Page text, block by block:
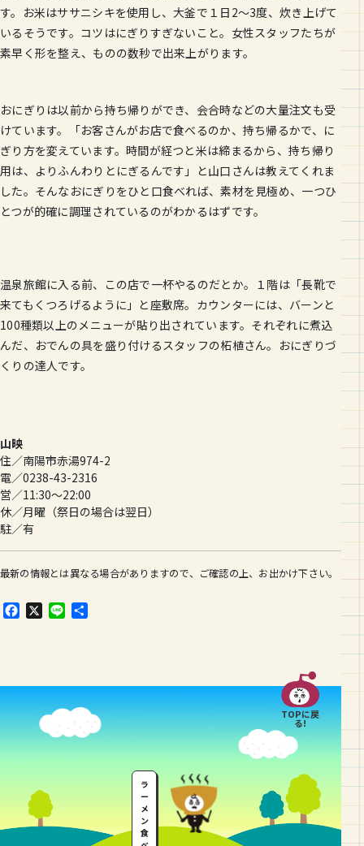
す。お米はササニシキを使用し、大釜で１日2～3度、炊き上げて
いるそうです。コツはにぎりすぎないこと。女性スタッフたちが
素早く形を整え、ものの数秒で出来上がります。
おにぎりは以前から持ち帰りができ、会合時などの大量注文も受
けています。「お客さんがお店で食べるのか、持ち帰るかで、に
ぎり方を変えています。時間が経つと米は締まるから、持ち帰り
用は、よりふんわりとにぎるんです」と山口さんは教えてくれま
した。そんなおにぎりをひと口食べれば、素材を見極め、一つひ
とつが的確に調理されているのがわかるはずです。
温泉旅館に入る前、この店で一杯やるのだとか。１階は「長靴で
来てもくつろげるように」と座敷席。カウンターには、バーンと
100種類以上のメニューが貼り出されています。それぞれに煮込
んだ、おでんの具を盛り付けるスタッフの柘植さん。おにぎりづ
くりの達人です。
山映
住／南陽市赤湯974-2
電／0238-43-2316
営／11:30～22:00
休／月曜（祭日の場合は翌日）
駐／有
最新の情報とは異なる場合がありますので、ご確認の上、お出かけ下さい。
F
o
o
k
X
L
TOPに戻
る!
ラ
ー
メ
ン
食